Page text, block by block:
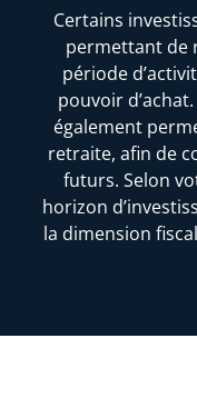
Certains
permettant de
période
pouvoir
également
retraite, afin de
futurs. Selon
horizon
la dimension